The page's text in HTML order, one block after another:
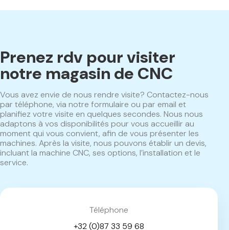
Prenez rdv pour visiter
notre magasin de CNC
Vous avez envie de nous rendre visite? Contactez-nous
par téléphone, via notre formulaire ou par email et
planifiez votre visite en quelques secondes. Nous nous
adaptons à vos disponibilités pour vous accueillir au
moment qui vous convient, afin de vous présenter les
machines. Après la visite, nous pouvons établir un devis,
incluant la machine CNC, ses options, l’installation et le
service.
Téléphone
+32 (0)87 33 59 68